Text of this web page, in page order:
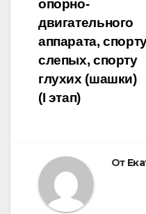
опорно-
двигательного
аппарата,
слепых, спорту
глухих (шашки)
(I этап)
От